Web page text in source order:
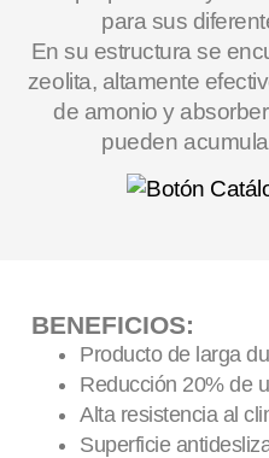
para sus
En su estructura se
zeolita, altamente
de amonio y
pueden
BENEFICIOS:
Producto de larga
Reducción 20% de
Alta resistencia al
Superficie